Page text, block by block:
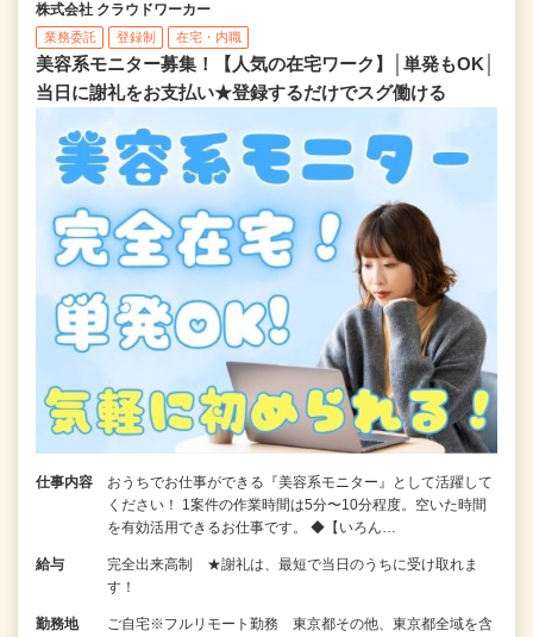
株式会社 クラウドワーカー
業務委託 登録制 在宅・内職
美容系モニター募集！【人気の在宅ワーク】│単発もOK│
当日に謝礼をお支払い★登録するだけでスグ働ける
仕事内容
おうちでお仕事ができる『美容系モニター』として活躍して
ください！ 1案件の作業時間は5分〜10分程度。空いた時間
を有効活用できるお仕事です。 ◆【いろん…
給与
完全出来高制 ★謝礼は、最短で当日のうちに受け取れま
す！
勤務地
ご自宅※フルリモート勤務 東京都その他、東京都全域を含